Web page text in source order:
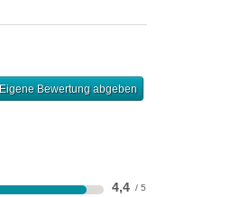
Eigene Bewertung abgeben
4,4